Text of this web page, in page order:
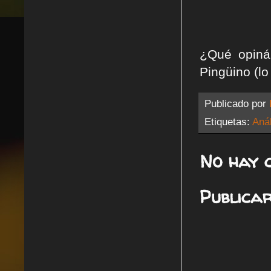
¿Qué
Pingüino
Publicado por
Etiquetas:
No hay